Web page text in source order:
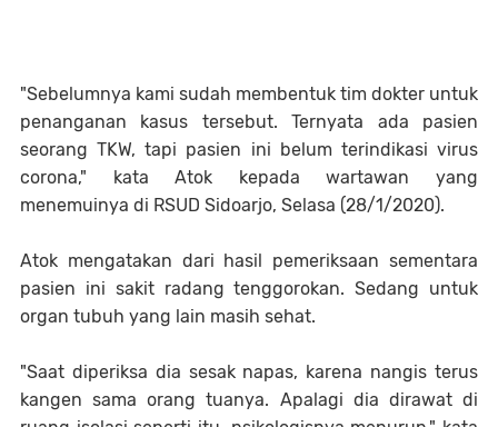
"Sebelumnya kami sudah membentuk tim dokter untuk
penanganan kasus tersebut. Ternyata ada pasien
seorang TKW, tapi pasien ini belum terindikasi virus
corona," kata Atok kepada wartawan yang
menemuinya di RSUD Sidoarjo, Selasa (28/1/2020).
Atok mengatakan dari hasil pemeriksaan sementara
pasien ini sakit radang tenggorokan. Sedang untuk
organ tubuh yang lain masih sehat.
"Saat diperiksa dia sesak napas, karena nangis terus
kangen sama orang tuanya. Apalagi dia dirawat di